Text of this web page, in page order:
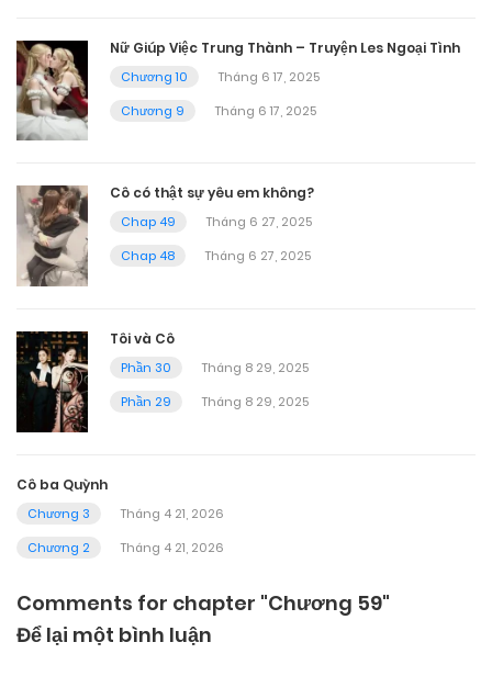
Nữ Giúp Việc Trung Thành – Truyện Les Ngoại Tình
Chương 10
Tháng 6 17, 2025
Chương 9
Tháng 6 17, 2025
Cô có thật sự yêu em không?
Chap 49
Tháng 6 27, 2025
Chap 48
Tháng 6 27, 2025
Tôi và Cô
Phần 30
Tháng 8 29, 2025
Phần 29
Tháng 8 29, 2025
Cô ba Quỳnh
Chương 3
Tháng 4 21, 2026
Chương 2
Tháng 4 21, 2026
Comments for chapter "Chương 59"
Để lại một bình luận